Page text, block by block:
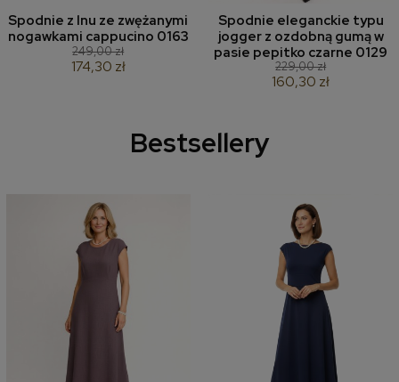
Spodnie z lnu ze zwężanymi
nogawkami cappucino 0163
249,00 zł
174,30 zł
Spodnie eleganckie typu
jogger z ozdobną gumą w
pasie pepitko czarne 0129
229,00 zł
160,30 zł
Bestsellery